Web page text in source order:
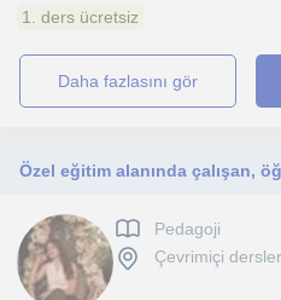
1. ders ücretsiz
daha fazlasını gör
Pedagoji
Çevrimiçi dersler